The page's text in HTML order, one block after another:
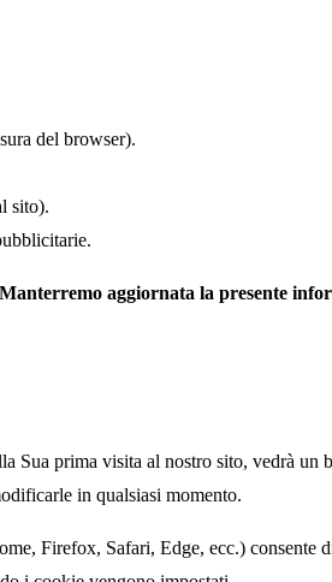
del browser).
sito).
aggiornata la presente
Sua prima visita al nostro sito, vedrà un
in qualsiasi momento.
Firefox, Safari, Edge, ecc.) consente